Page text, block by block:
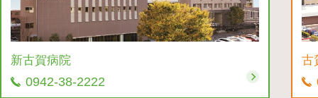
新古賀病院
0942-38-2222
古